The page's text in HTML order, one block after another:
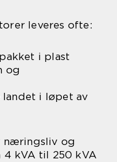
leveres ofte:
i plast
og
i løpet av
næringsliv og
4 kVA til 250 kVA